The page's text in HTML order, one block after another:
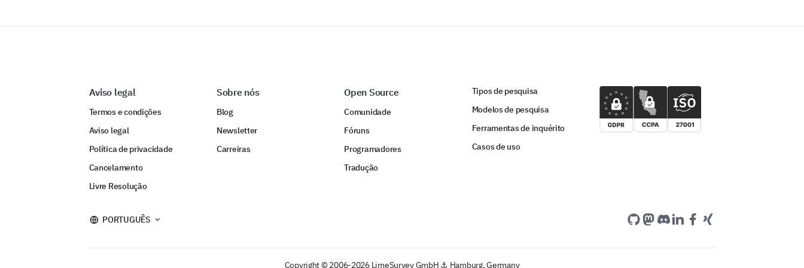
Email
Telefone
Chat ao Vivo
Visita Presencial
Aviso legal
Termos e condições
Aviso legal
Política de privacidade
Cancelamento
Livre Resolução
Sobre nós
Blog
Newsletter
Carreiras
Open Source
Comunidade
Fóruns
Programadores
Tradução
Tipos de pesquisa
Modelos de pesquisa
Ferramentas de inquérito
Casos de uso
PORTUGUÊS
Copyright © 2006-2026 LimeSurvey GmbH ⚓ Hamburg, Germany